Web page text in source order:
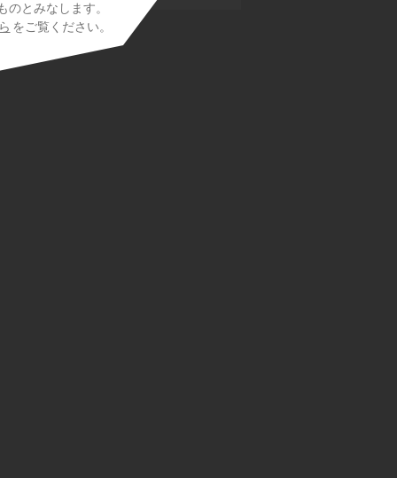
のとみなします。
をご覧ください。